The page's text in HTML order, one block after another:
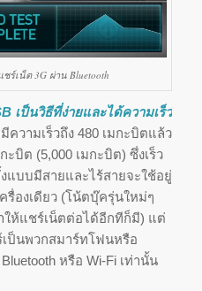
ร์เน็ต 3G ผ่าน Bluetooth
เป็นวิธีที่ง่ายและได้ความเร็ว
ความเร็วถึง 480 เมกะบิตแล้ว
ะบิต (5,000 เมกะบิต) ซึ่งเร็ว
แบบมีสายและไร้สายจะใช้อยู่
องเดียว (โน้ตบุ๊ครุ่นใหม่ๆ
ห้แชร์เน็ตต่อได้อีกทีก็มี) แต่
ป็นพวกสมาร์ทโฟนหรือ
หรือ Wi-Fi เท่านั้น